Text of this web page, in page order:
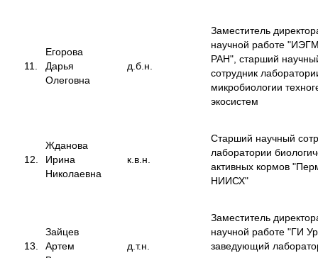
11.
Егорова
Дарья
Олеговна
д.б.н.
Заместитель
научной работе
РАН", старший
сотрудник
микробиологии
экосистем
12.
Жданова
Ирина
Николаевна
к.в.н.
Старший научный
лаборатории
активных кормов
НИИСХ"
13.
Зайцев
Артем
д.т.н.
Заместитель
научной работе "ГИ
заведующий